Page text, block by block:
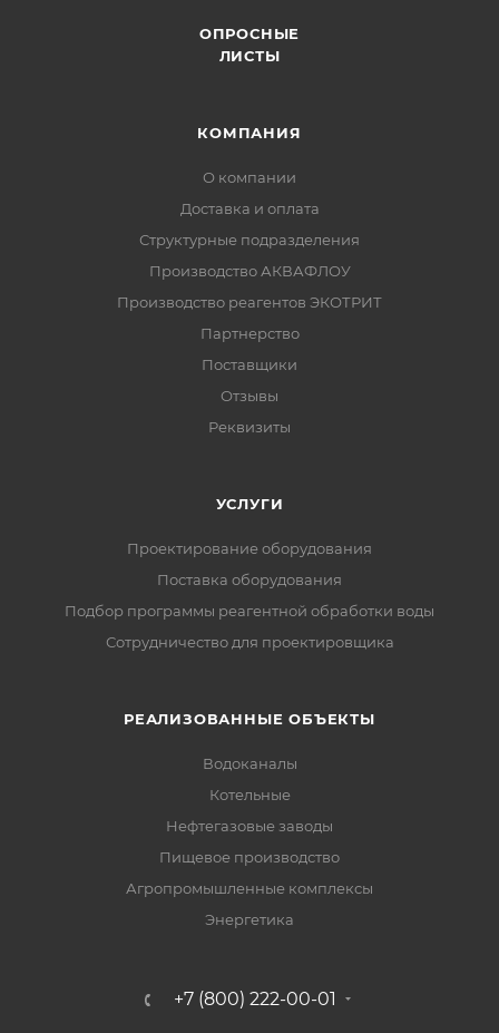
ОПРОСНЫЕ
ЛИСТЫ
КОМПАНИЯ
О компании
Доставка и оплата
Структурные подразделения
Производство АКВАФЛОУ
Производство реагентов ЭКОТРИТ
Партнерство
Поставщики
Отзывы
Реквизиты
УСЛУГИ
Проектирование оборудования
Поставка оборудования
Подбор программы реагентной обработки воды
Сотрудничество для проектировщика
РЕАЛИЗОВАННЫЕ ОБЪЕКТЫ
Водоканалы
Котельные
Нефтегазовые заводы
Пищевое производство
Агропромышленные комплексы
Энергетика
+7 (800) 222-00-01